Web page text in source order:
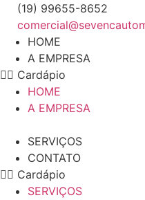
para
conteúdo
(19) 99655-8652
HOME
A EMPRESA
Cardápio
HOME
A EMPRESA
SERVIÇOS
CONTATO
Cardápio
SERVIÇOS